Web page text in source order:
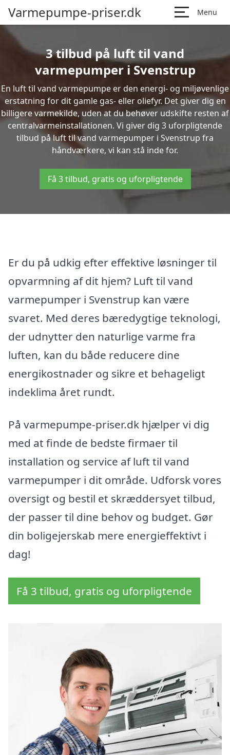
Varmepumpe-priser.dk Menu
3 tilbud på luft til vand
varmepumper i Svenstrup
En luft til vand varmepumpe er den energi- og miljøvenlige
erstatning for dit gamle gas- eller oliefyr. Det giver dig en
billigere varmekilde, uden at du behøver udskifte resten af
centralvarmeinstallationen. Vi giver dig 3 uforpligtende
tilbud på luft til vand varmepumper i Svenstrup fra
håndværkere, vi kan stå inde for.
Få 3 tilbud, gratis og uforpligtende
Er du på udkig efter effektive løsninger til
opvarmning af dit hjem? Luft til vand
varmepumper i Svenstrup kan være
svaret. Med deres bæredygtige teknologi,
der udnytter den naturlige varme fra
luften, kan du både reducere dine
energikostnader og sikre et behageligt
indeklima året rundt.
På varmepumpe-priser.dk hjælper vi dig
med at finde de bedste firmaer til
installation og service af luft til vand
varmepumper i dit område. Udforsk vores
oversigt og bestil et skræddersyet tilbud,
der passer til dine behov og budget. Gør
din boligejerskab mere energieffektivt i
dag!
Få 3 tilbud, gratis og uforpligtende